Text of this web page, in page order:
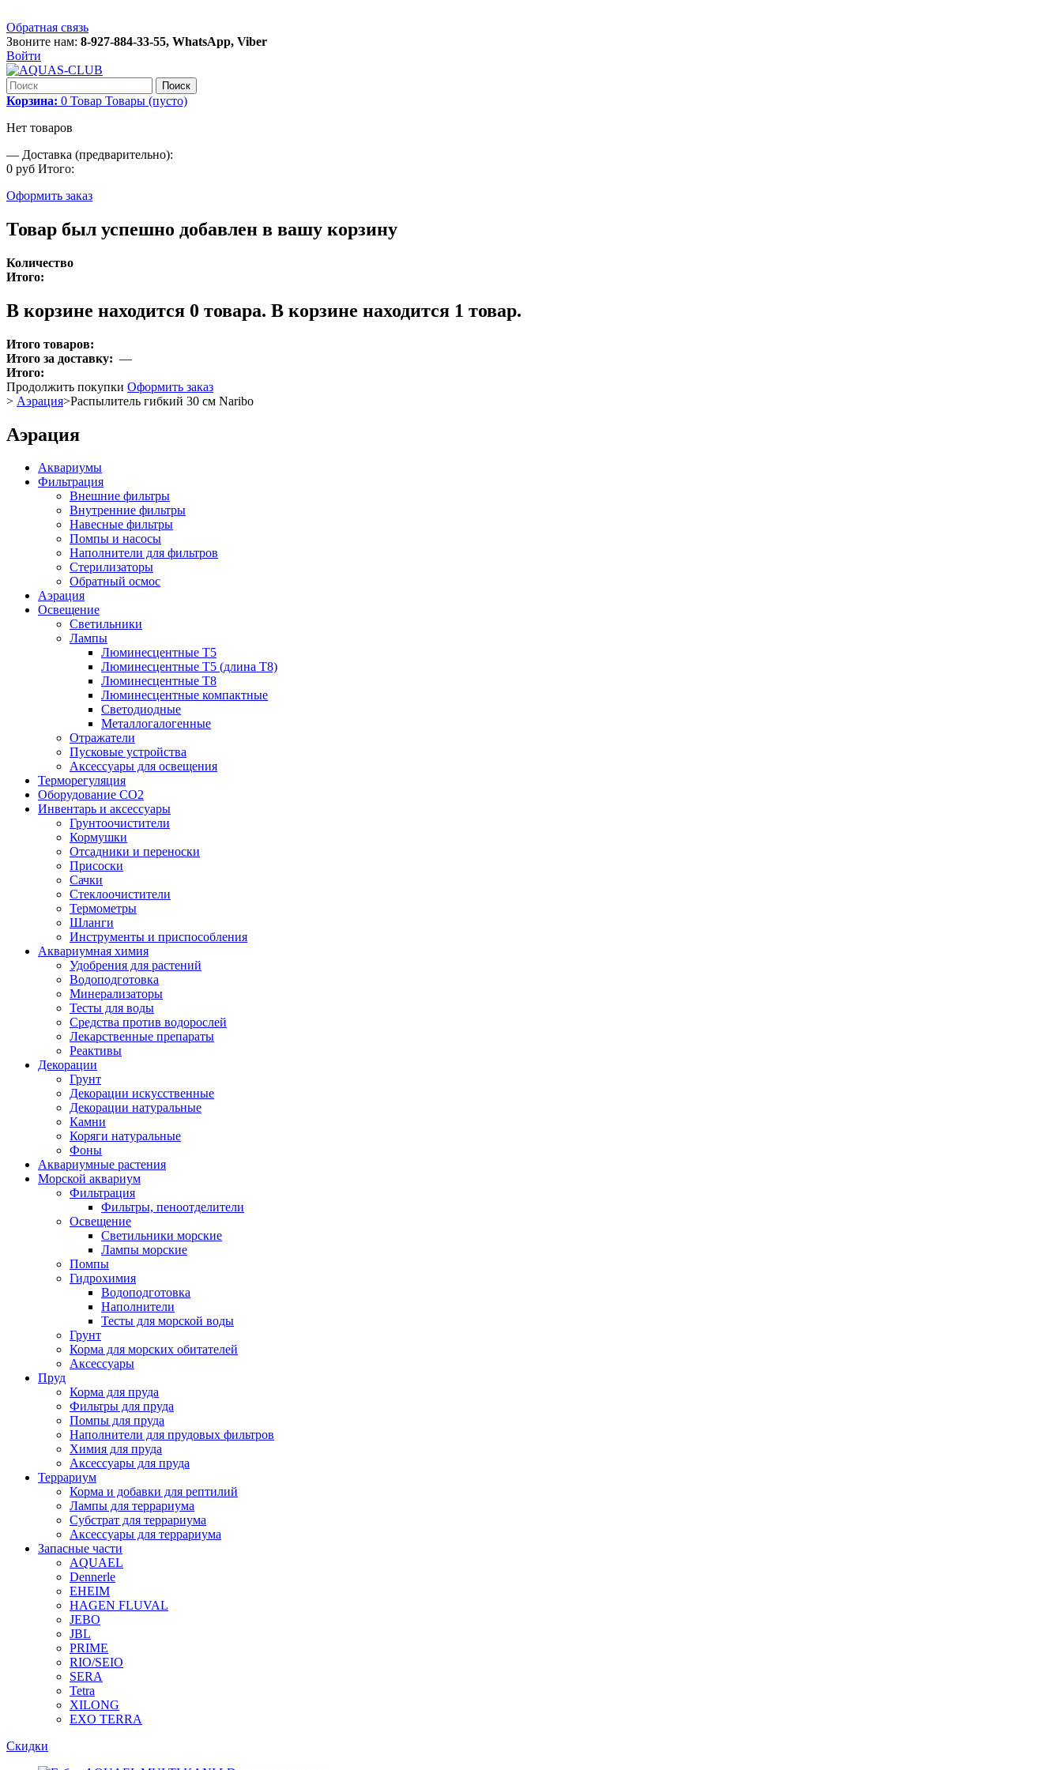
Обратная связь
Звоните нам: 8-927-884-33-55, WhatsApp, Viber
Войти
Поиск
Корзина: 0 Товар Товары (пусто)
Нет товаров
— Доставка (предварительно):
0 руб Итого:
Оформить заказ
Товар был успешно добавлен в вашу корзину
Количество
Итого:
В корзине находится 0 товара. В корзине находится 1 товар.
Итого товаров:
Итого за доставку: —
Итого:
Продолжить покупки Оформить заказ
> Аэрация>Распылитель гибкий 30 см Naribo
Аэрация
Аквариумы
Фильтрация
Внешние фильтры
Внутренние фильтры
Навесные фильтры
Помпы и насосы
Наполнители для фильтров
Стерилизаторы
Обратный осмос
Аэрация
Освещение
Светильники
Лампы
Люминесцентные T5
Люминесцентные T5 (длина T8)
Люминесцентные T8
Люминесцентные компактные
Светодиодные
Металлогалогенные
Отражатели
Пусковые устройства
Аксессуары для освещения
Терморегуляция
Оборудование CO2
Инвентарь и аксессуары
Грунтоочистители
Кормушки
Отсадники и переноски
Присоски
Сачки
Стеклоочистители
Термометры
Шланги
Инструменты и приспособления
Аквариумная химия
Удобрения для растений
Водоподготовка
Минерализаторы
Тесты для воды
Средства против водорослей
Лекарственные препараты
Реактивы
Декорации
Грунт
Декорации искусственные
Декорации натуральные
Камни
Коряги натуральные
Фоны
Аквариумные растения
Морской аквариум
Фильтрация
Фильтры, пеноотделители
Освещение
Светильники морские
Лампы морские
Помпы
Гидрохимия
Водоподготовка
Наполнители
Тесты для морской воды
Грунт
Корма для морских обитателей
Аксессуары
Пруд
Корма для пруда
Фильтры для пруда
Помпы для пруда
Наполнители для прудовых фильтров
Химия для пруда
Аксессуары для пруда
Террариум
Корма и добавки для рептилий
Лампы для террариума
Субстрат для террариума
Аксессуары для террариума
Запасные части
AQUAEL
Dennerle
EHEIM
HAGEN FLUVAL
JEBO
JBL
PRIME
RIO/SEIO
SERA
Tetra
XILONG
EXO TERRA
Скидки